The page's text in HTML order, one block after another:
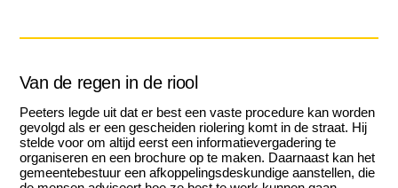
Van de regen in de riool
Peeters legde uit dat er best een vaste procedure kan worden
gevolgd als er een gescheiden riolering komt in de straat. Hij
stelde voor om altijd eerst een informatievergadering te
organiseren en een brochure op te maken. Daarnaast kan het
gemeentebestuur een afkoppelingsdeskundige aanstellen, die